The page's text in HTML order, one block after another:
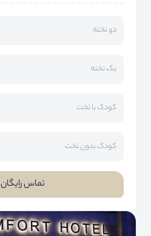
دو تخته
یک تخته
کودک با تخت
کودک بدون تخت
تماس رایگان